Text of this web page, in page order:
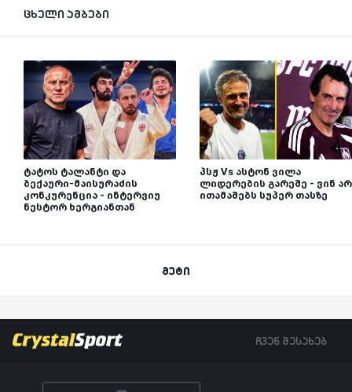
ცხელი ამბები
ტატოს ტალანტი და
ბექაური-მაისურაძის
კონკურენცია - ინტერვიუ
ნესტორ ხერგიანთან
პსჟ Vs ასტონ ვილა
ლიდერების გარეშე - ვინ არ
ითამაშებს სუპერ თასზე
მეტი
ჩვენ შესახებ